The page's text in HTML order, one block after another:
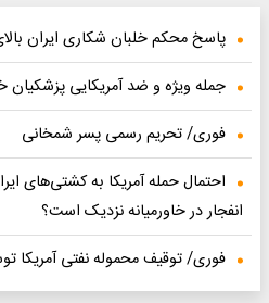
پاسخ محکم خلبان شکاری ایران
جمله ویژه و ضد آمریکایی
فوری/ تحریم رسمی پسر شمخانی
احتمال حمله آمریکا به کشتی‌های
انفجار در خاورمیانه نزدیک است؟
فوری/ توقیف محموله نفتی آمریکا